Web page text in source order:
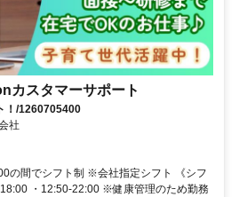
カスタマーサポート
！/1260705400
社
の間でシフト制 ※会社指定シフト 《シフ
・12:50-22:00 ※健康管理のため勤務